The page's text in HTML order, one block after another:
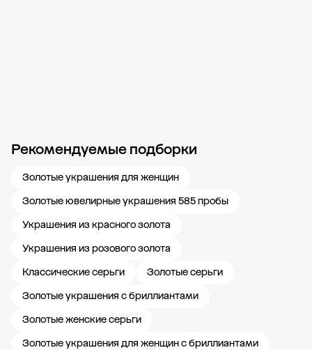
Рекомендуемые подборки
Золотые украшения для женщин
Золотые ювелирные украшения 585 пробы
Украшения из красного золота
Украшения из розового золота
Классические серьги
Золотые серьги
Золотые украшения с бриллиантами
Золотые женские серьги
Золотые украшения для женщин с бриллиантами
Новости компании Журнал ЗОЛОТОЙ Блог